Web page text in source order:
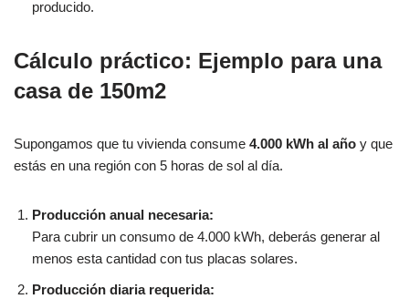
producido.
Cálculo práctico: Ejemplo para una
casa de 150m2
Supongamos que tu vivienda consume 4.000 kWh al año y que
estás en una región con 5 horas de sol al día.
Producción anual necesaria:
Para cubrir un consumo de 4.000 kWh, deberás generar al
menos esta cantidad con tus placas solares.
Producción diaria requerida: